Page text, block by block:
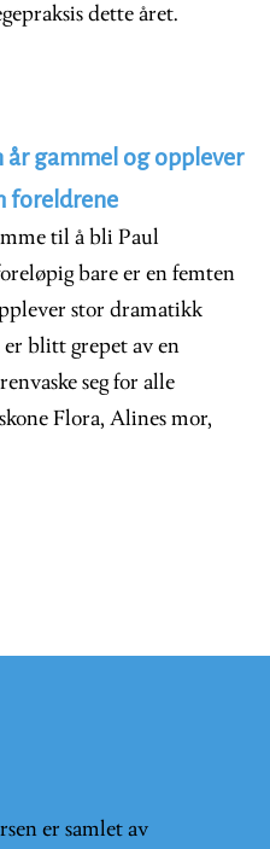
dette året.
år gammel og opplever
foreldrene
til å bli Paul
bare er en femten
stor dramatikk
blitt grepet av en
seg for alle
Flora, Alines mor,
er samlet av